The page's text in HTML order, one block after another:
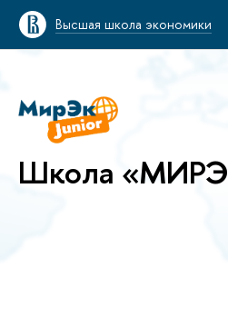
ысшая школа экономики
Школа